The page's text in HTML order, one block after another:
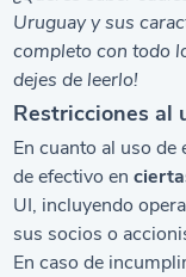
Uruguay y sus
completo con todo
dejes de leerlo!
Restricciones al
En cuanto al uso
de efectivo en
UI, incluyendo
sus socios o
En caso de